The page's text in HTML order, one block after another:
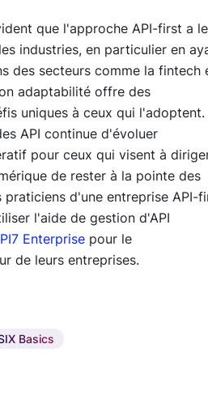
que l'approche API-first a le
industries, en particulier en
des secteurs comme la fintech
adaptabilité offre des
uniques à ceux qui l'adoptent.
API continue d'évoluer
pour ceux qui visent à
de rester à la pointe des
praticiens d'une entreprise API-
l'aide de gestion d'API
Enterprise pour le
de leurs entreprises.
Basics